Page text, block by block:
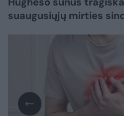
suaugusiųjų mirties